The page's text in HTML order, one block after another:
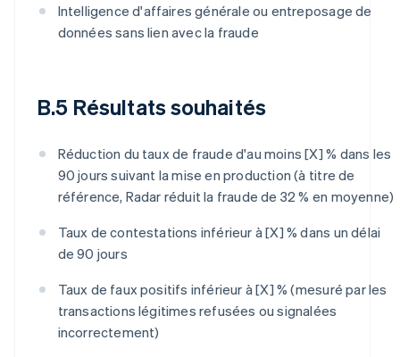
Intelligence d'affaires générale ou entreposage de
données sans lien avec la fraude
B.5 Résultats souhaités
Réduction du taux de fraude d'au moins [X] % dans les
90 jours suivant la mise en production (à titre de
référence, Radar réduit la fraude de 32 % en moyenne)
Taux de contestations inférieur à [X] % dans un délai
de 90 jours
Taux de faux positifs inférieur à [X] % (mesuré par les
transactions légitimes refusées ou signalées
incorrectement)